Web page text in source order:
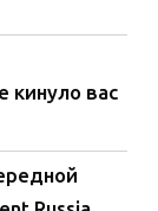
кинуло вас